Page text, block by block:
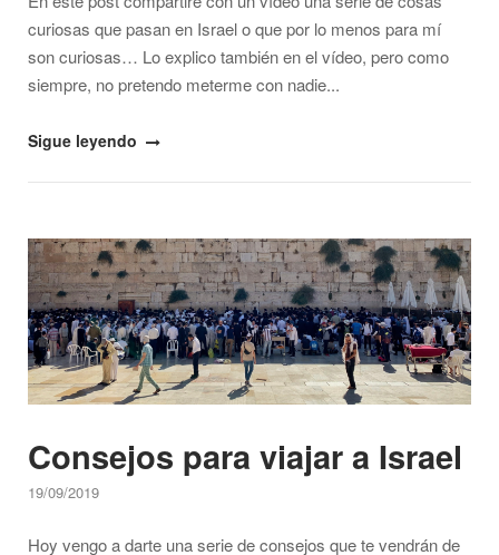
curiosas que pasan en Israel o que por lo menos para mí
son curiosas… Lo explico también en el vídeo, pero como
siempre, no pretendo meterme con nadie...
"Cosas
en
Israel…"
Sigue leyendo
Open post
Consejos para viajar a Israel
19/09/2019
Hoy vengo a darte una serie de consejos que te vendrán de